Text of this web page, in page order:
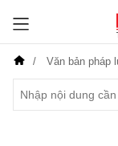
Văn bản pháp